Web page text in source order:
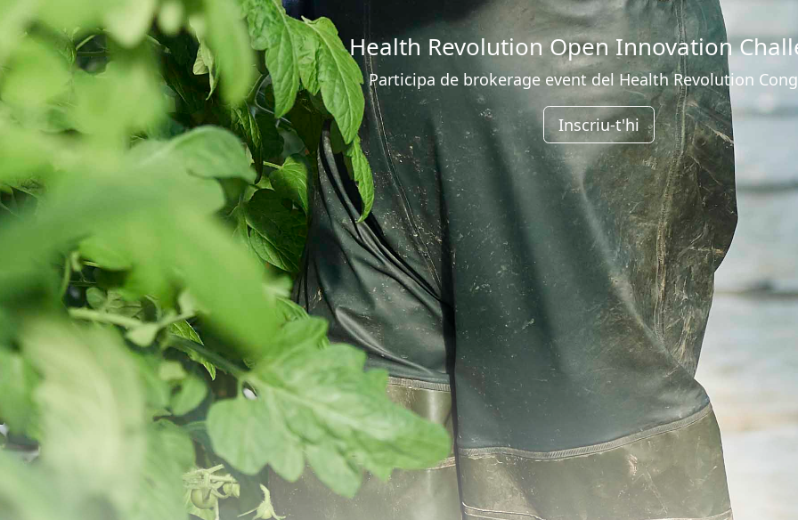
Health Revolution Open Innovation
Participa de brokerage event del Health Revolution
Inscriu-t'hi